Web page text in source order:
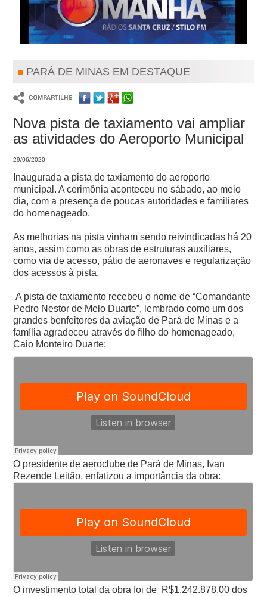
PARÁ DE MINAS EM DESTAQUE
Nova pista de taxiamento vai ampliar
as atividades do Aeroporto Municipal
29/06/2020
Inaugurada a pista de taxiamento do aeroporto
municipal. A cerimônia aconteceu no sábado, ao meio
dia, com a presença de poucas autoridades e familiares
do homenageado.
As melhorias na pista vinham sendo reivindicadas há 20
anos, assim como as obras de estruturas auxiliares,
como via de acesso, pátio de aeronaves e regularização
dos acessos à pista.
A pista de taxiamento recebeu o nome de “Comandante
Pedro Nestor de Melo Duarte”, lembrado como um dos
grandes benfeitores da aviação de Pará de Minas e a
família agradeceu através do filho do homenageado,
Caio Monteiro Duarte:
O presidente de aeroclube de Pará de Minas, Ivan
Rezende Leitão, enfatizou a importância da obra:
O investimento total da obra foi de R$1.242.878,00 dos